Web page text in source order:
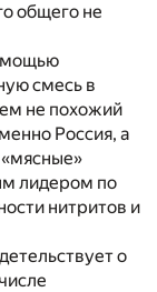
общего не
смесь в
не похожий
Россия, а
лидером по
нитритов и
о